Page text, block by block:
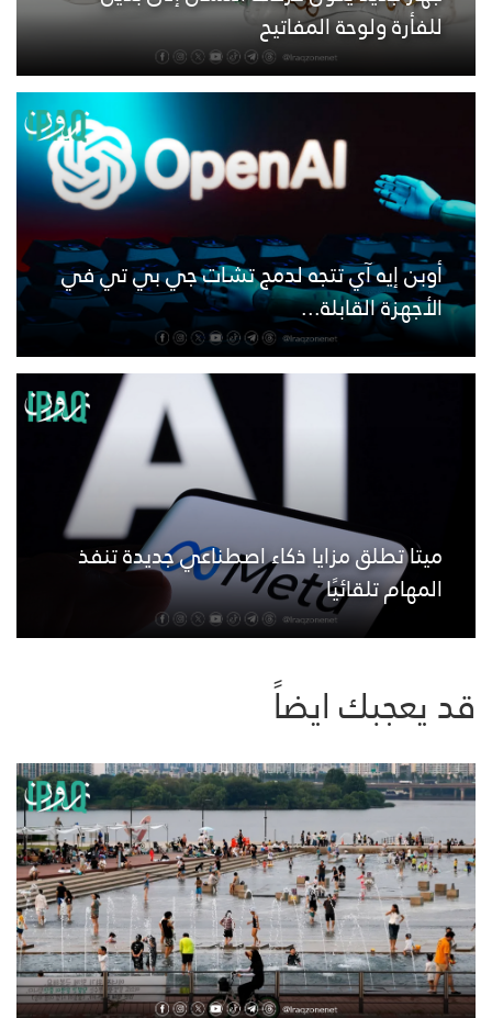
للفأرة ولوحة المفاتيح
أوبن إيه آي تتجه لدمج تشات جي بي تي في
الأجهزة القابلة...
ميتا تطلق مزايا ذكاء اصطناعي جديدة تنفذ
المهام تلقائيًا
قد يعجبك ايضاً